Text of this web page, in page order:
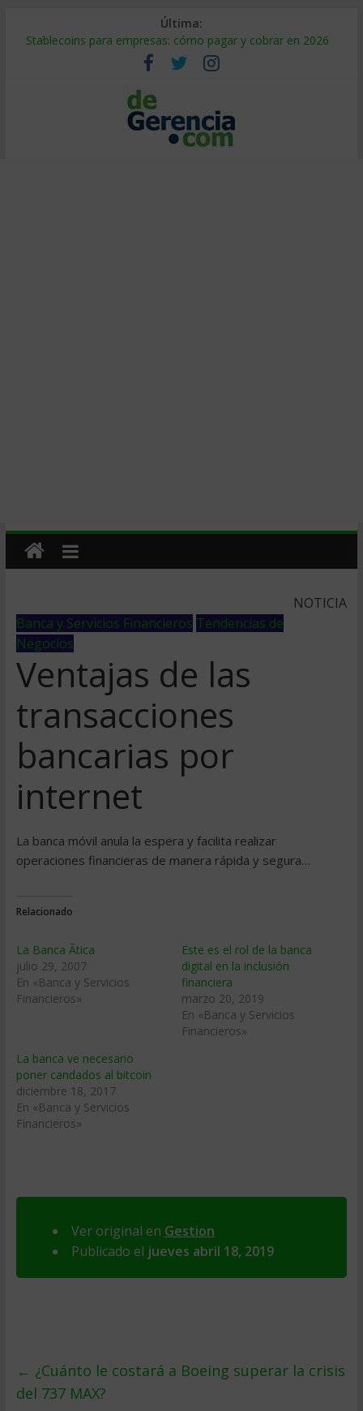
Última:
Stablecoins para empresas: cómo pagar y cobrar en 2026
Despido silencioso: qué es y por qué sale tan caro
IA en selección de personal: cómo auditarla a tiempo
Trabajo forzoso en la cadena de suministro: qué hacer
Mercado hispano de EE. UU.: cómo segmentarlo y venderle
NOTICIA
Banca y Servicios Financieros Tendencias de
Negocios
Ventajas de las
transacciones
bancarias por
internet
La banca móvil anula la espera y facilita realizar
operaciones financieras de manera rápida y segura…
Relacionado
La Banca Ãtica
julio 29, 2007
En «Banca y Servicios
Financieros»
Este es el rol de la banca
digital en la inclusión
financiera
marzo 20, 2019
En «Banca y Servicios
Financieros»
La banca ve necesario
poner candados al bitcoin
diciembre 18, 2017
En «Banca y Servicios
Financieros»
Ver original en Gestion
Publicado el jueves abril 18, 2019
← ¿Cuánto le costará a Boeing superar la crisis
del 737 MAX?